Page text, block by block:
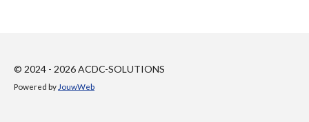
© 2024 - 2026 ACDC-SOLUTIONS
Powered by JouwWeb